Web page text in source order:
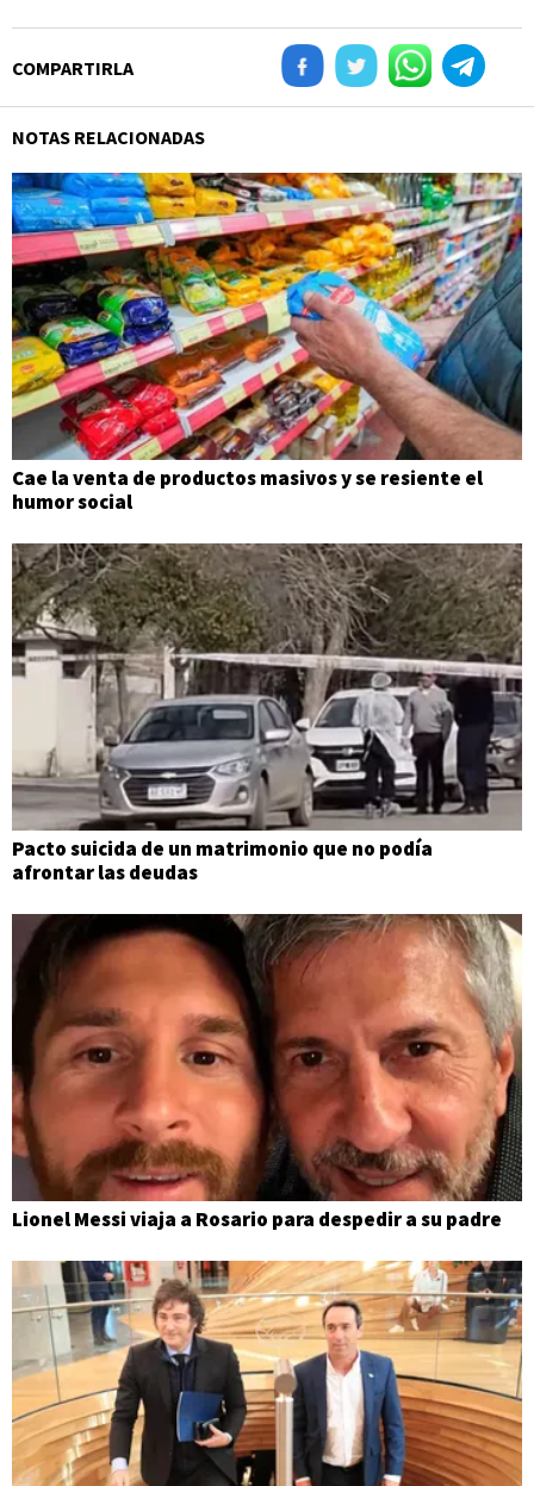
COMPARTIRLA
NOTAS RELACIONADAS
Cae la venta de productos masivos y se resiente el
humor social
Pacto suicida de un matrimonio que no podía
afrontar las deudas
Lionel Messi viaja a Rosario para despedir a su padre